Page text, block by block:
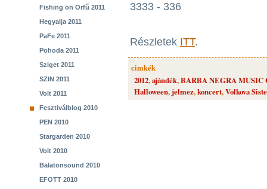
Fishing on Orfű 2011
Hegyalja 2011
PaFe 2011
Pohoda 2011
Sziget 2011
SZIN 2011
Volt 2011
Fesztiválblog 2010
PEN 2010
Stargarden 2010
Volt 2010
Balatonsound 2010
EFOTT 2010
3333 - 336
Részletek ITT.
cimkék
2012,ajándék,BARBA NEGRA MUSIC
Halloween, jelmez,koncert,Volkova